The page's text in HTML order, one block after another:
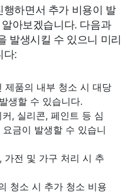
하면서 추가 비용이 발
아보겠습니다. 다음과
발생시킬 수 있으니 미리
다:
제품의 내부 청소 시 대당
생할 수 있습니다.
, 실리콘, 페인트 등 심
금이 발생할 수 있습니
가전 및 가구 처리 시 추
청소 시 추가 청소 비용